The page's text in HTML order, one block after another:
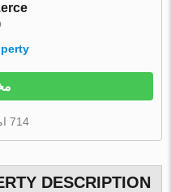
714 املاک بیشتر
DESCRIPTION